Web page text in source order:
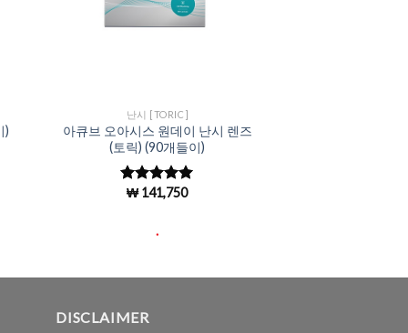
)
난시 [TORIC]
아큐브 오아시스 원데이 난시 렌즈
(토릭) (90개들이)
5 중에서
₩141,750
.
DISCLAIMER